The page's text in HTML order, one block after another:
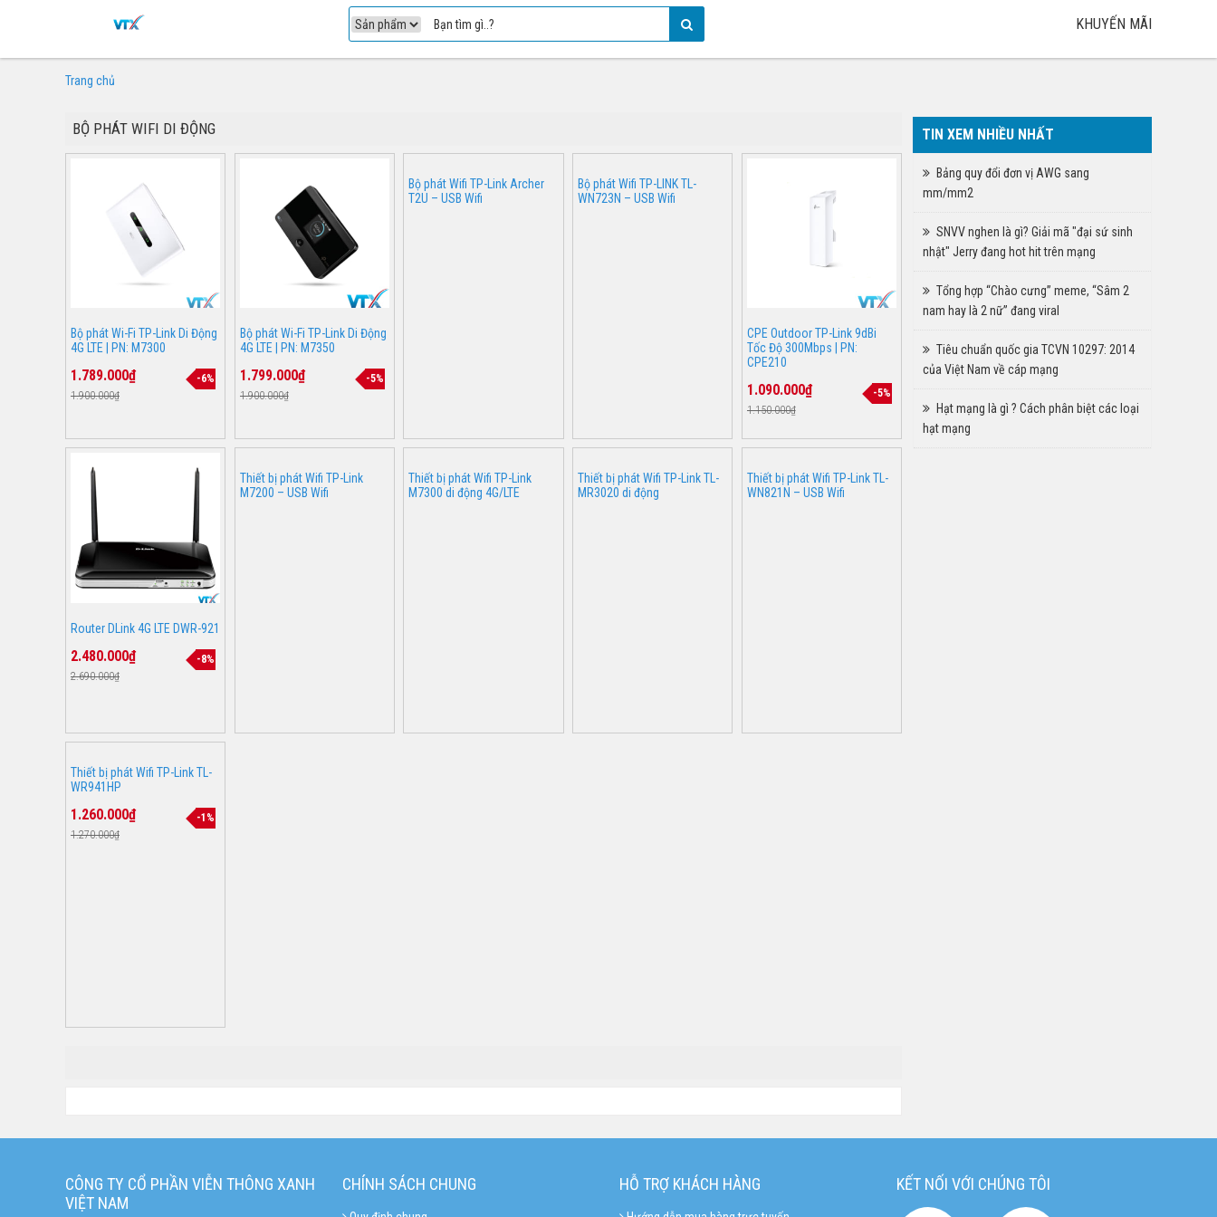
KHUYẾN MÃI
Trang chủ
BỘ PHÁT WIFI DI ĐỘNG
Bộ phát Wi-Fi TP-Link Di Động
4G LTE | PN: M7300
1.789.000₫
1.900.000₫
-6%
Bộ phát Wi-Fi TP-Link Di Động
4G LTE | PN: M7350
1.799.000₫
1.900.000₫
-5%
Bộ phát Wifi TP-Link Archer
T2U – USB Wifi
Bộ phát Wifi TP-LINK TL-
WN723N – USB Wifi
CPE Outdoor TP-Link 9dBi
Tốc Độ 300Mbps | PN:
CPE210
1.090.000₫
1.150.000₫
-5%
Router DLink 4G LTE DWR-921
2.480.000₫
2.690.000₫
-8%
Thiết bị phát Wifi TP-Link
M7200 – USB Wifi
Thiết bị phát Wifi TP-Link
M7300 di động 4G/LTE
Thiết bị phát Wifi TP-Link TL-
MR3020 di động
Thiết bị phát Wifi TP-Link TL-
WN821N – USB Wifi
Thiết bị phát Wifi TP-Link TL-
WR941HP
1.260.000₫
1.270.000₫
-1%
TIN XEM NHIỀU NHẤT
Bảng quy đổi đơn vị AWG sang
mm/mm2
SNVV nghen là gì? Giải mã "đại sứ sinh
nhật" Jerry đang hot hit trên mạng
Tổng hợp “Chào cưng” meme, “Sâm 2
nam hay là 2 nữ” đang viral
Tiêu chuẩn quốc gia TCVN 10297: 2014
của Việt Nam về cáp mạng
Hạt mạng là gì ? Cách phân biệt các loại
hạt mạng
CÔNG TY CỔ PHẦN VIỄN THÔNG XANH
VIỆT NAM
CHÍNH SÁCH CHUNG HỖ TRỢ KHÁCH HÀNG KẾT NỐI VỚI CHÚNG TÔI